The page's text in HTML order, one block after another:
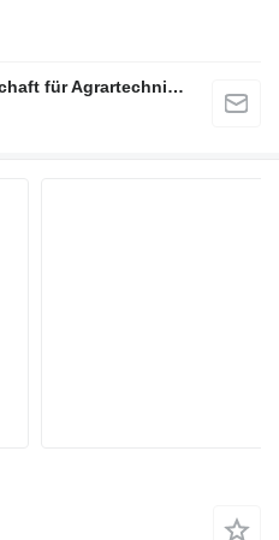
New-Tec Ost Vertriebsgesellschaft für Agrartechnik mbH